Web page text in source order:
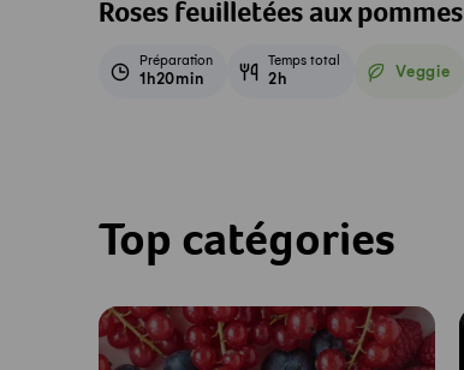
Roses feuilletées aux pommes
Préparation
1h20min
Temps total
2h Veggie
Veggie
Top catégories